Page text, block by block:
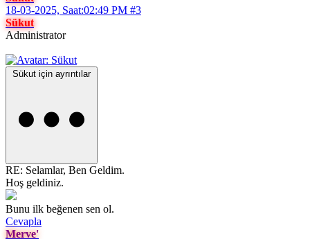
18-03-2025, Saat:02:49 PM #3
Sükut
Administrator
Sükut için ayrıntılar
RE: Selamlar, Ben Geldim.
Hoş geldiniz.
Bunu ilk beğenen sen ol.
Cevapla
Merve'